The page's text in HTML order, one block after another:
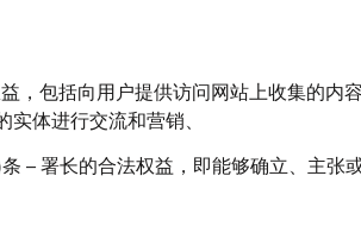
，包括向用户提供访问网站上收集的内容
体进行交流和营销、
– 署长的合法权益，即能够确立、主张